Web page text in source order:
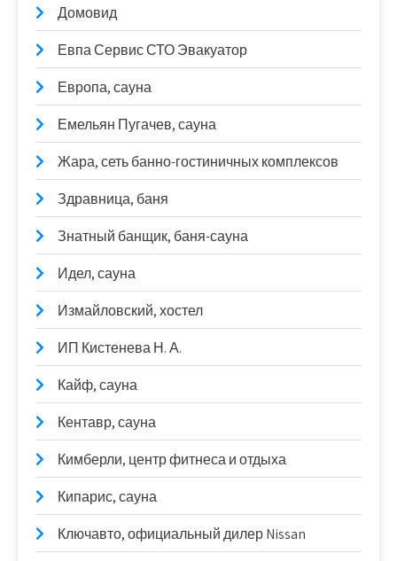
Домовид
Евпа Сервис СТО Эвакуатор
Европа, сауна
Емельян Пугачев, сауна
Жара, сеть банно-гостиничных комплексов
Здравница, баня
Знатный банщик, баня-сауна
Идел, сауна
Измайловский, хостел
ИП Кистенева Н. А.
Кайф, сауна
Кентавр, сауна
Кимберли, центр фитнеса и отдыха
Кипарис, сауна
Ключавто, официальный дилер Nissan